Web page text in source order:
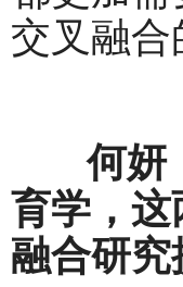
交叉融合
何妍：
育学，
融合研